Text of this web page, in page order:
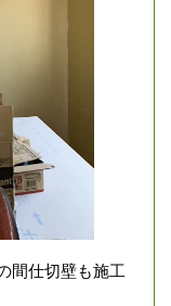
間仕切壁も施工